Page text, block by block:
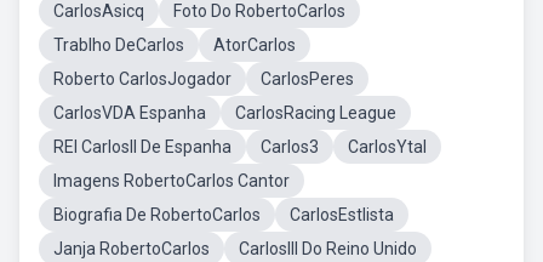
CarlosAsicq
Foto Do RobertoCarlos
Trablho DeCarlos
AtorCarlos
Roberto CarlosJogador
CarlosPeres
CarlosVDA Espanha
CarlosRacing League
REI CarlosII De Espanha
Carlos3
CarlosYtal
Imagens RobertoCarlos Cantor
Biografia De RobertoCarlos
CarlosEstlista
Janja RobertoCarlos
CarlosIII Do Reino Unido